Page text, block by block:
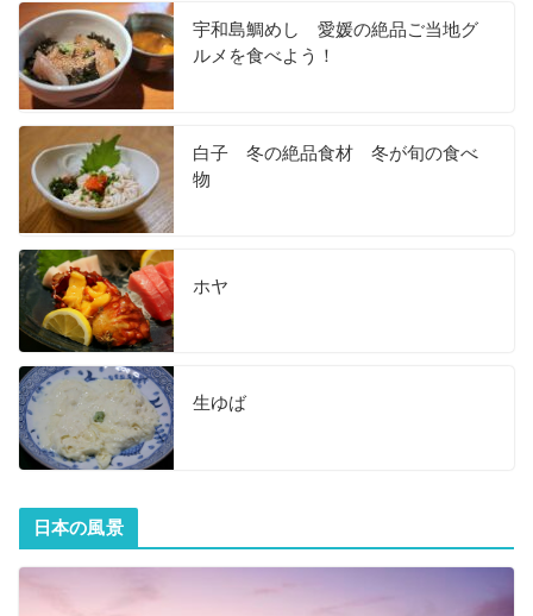
宇和島鯛めし 愛媛の絶品ご当地グ
ルメを食べよう！
白子 冬の絶品食材 冬が旬の食べ
物
ホヤ
生ゆば
日本の風景